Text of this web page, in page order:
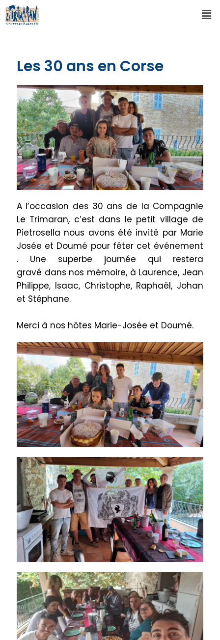
Les 30 ans en Corse
A l’occasion des 30 ans de la Compagnie
Le Trimaran, c’est dans le petit village de
Pietrosella nous avons été invité par Marie
Josée et Doumé pour fêter cet événement
. Une superbe journée qui restera
gravé dans nos mémoire, à Laurence, Jean
Philippe, Isaac, Christophe, Raphaël, Johan
et Stéphane.
Merci à nos hôtes Marie-Josée et Doumé.